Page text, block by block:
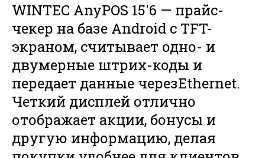
WINTEC AnyPOS 15'6 — прайс-
чекер на базе Android с TFT-
экраном, считывает одно- и
двумерные штрих-коды и
передает данные черезEthernet.
Четкий дисплей отлично
отображает акции, бонусы и
другую информацию, делая